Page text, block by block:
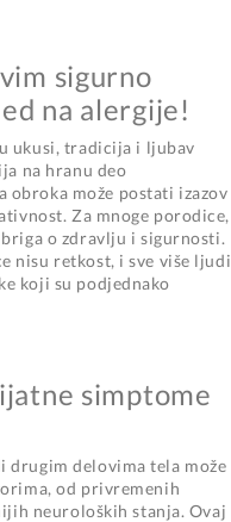
sigurno
na alergije!
ukusi, tradicija i ljubav
na hranu deo
obroka može postati izazov
Za mnoge porodice,
o zdravlju i sigurnosti.
nisu retkost, i sve više ljudi
koji su podjednako
simptome
drugim delovima tela može
od privremenih
neuroloških stanja. Ovaj